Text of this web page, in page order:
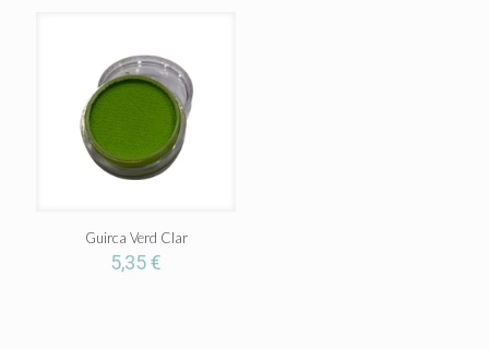
Guirca Verd Clar
5,35€